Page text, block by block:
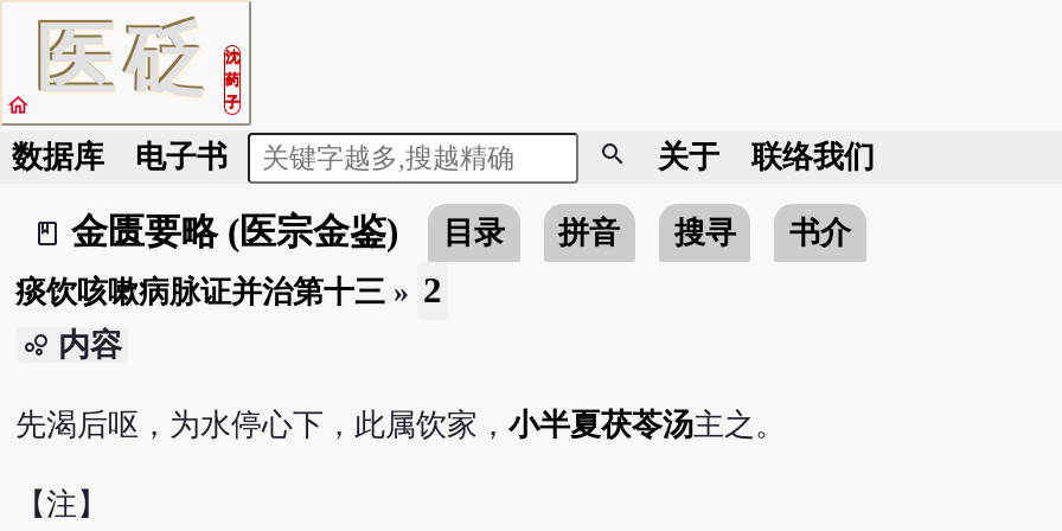
医砭
沈
药
子
home
数据库 电子书 search 关于 联络我们
book_2
金匮要略 (医宗金鉴) 目录 拼音 搜寻
书介
痰饮咳嗽病脉证并治第十三» 2
bubble_chart 内容
先渴后呕，为水停心下，此属饮家， 小半夏茯苓汤主之。
【注】